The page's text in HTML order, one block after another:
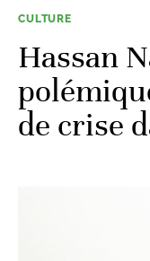
CULTURE
Hassan
de crise